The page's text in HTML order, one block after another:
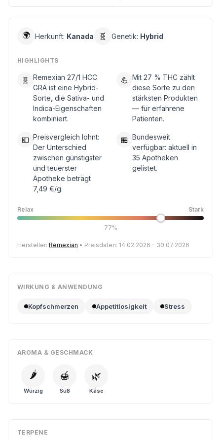
🌍 Herkunft: Kanada 🧬 Genetik: Hybrid
HIGHLIGHTS
🧬
Remexian 27/1 HCC
GRA ist eine Hybrid-
Sorte, die Sativa- und
Indica-Eigenschaften
kombiniert.
💪 Mit 27 % THC zählt
diese Sorte zu den
stärksten Produkten
— für erfahrene
Patienten.
💶 Preisvergleich lohnt:
Der Unterschied
zwischen günstigster
und teuerster
Apotheke beträgt
7,49 €/g.
🏪 Bundesweit
verfügbar: aktuell in
35 Apotheken
gelistet.
Relax Stark
77%
Hersteller: Remexian • Preisdaten: 14.02.2026 – 30.07.2026
WIRKUNG & ANWENDUNG
Kopfschmerzen Appetitlosigkeit Stress
AROMA & GESCHMACK
🌶️
Würzig
🍯
Süß
🌿
Käse
TERPENE